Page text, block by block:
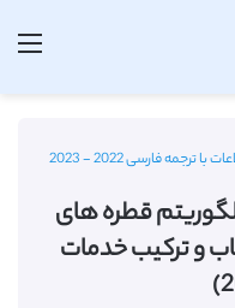
فارسی 2022 - 2023
قطره های
و ترکیب خدمات